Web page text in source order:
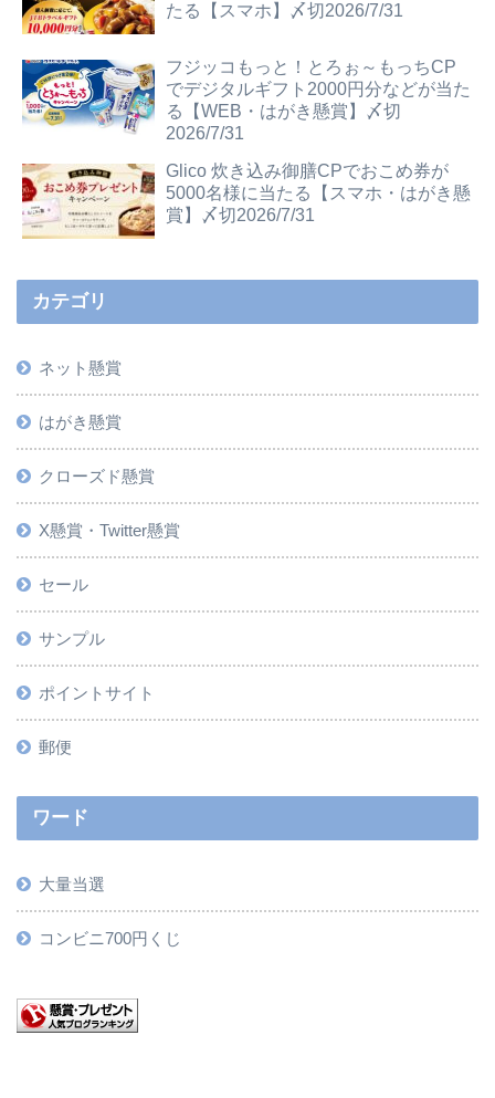
たる【スマホ】〆切2026/7/31
フジッコもっと！とろぉ～もっちCP
でデジタルギフト2000円分などが当た
る【WEB・はがき懸賞】〆切
2026/7/31
Glico 炊き込み御膳CPでおこめ券が
5000名様に当たる【スマホ・はがき懸
賞】〆切2026/7/31
カテゴリ
ネット懸賞
はがき懸賞
クローズド懸賞
X懸賞・Twitter懸賞
セール
サンプル
ポイントサイト
郵便
ワード
大量当選
コンビニ700円くじ